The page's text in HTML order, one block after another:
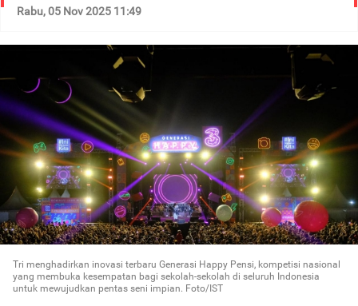
Rabu, 05 Nov 2025 11:49
Tri menghadirkan inovasi terbaru Generasi Happy Pensi, kompetisi nasional
yang membuka kesempatan bagi sekolah-sekolah di seluruh Indonesia
untuk mewujudkan pentas seni impian. Foto/IST